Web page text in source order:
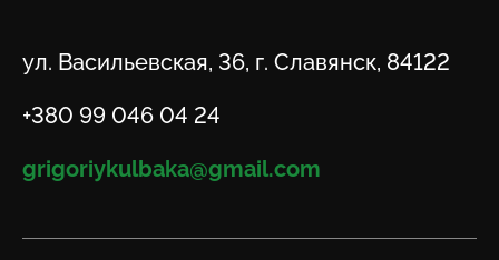
Адрес
ул. Васильевская, 36, г. Славянск, 84122
Телефон
+380 99 046 04 24
Email
grigoriykulbaka@gmail.com